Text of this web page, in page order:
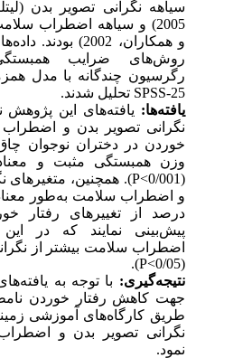
سیاهه نگرانی تصویر بدن
2005) و سیاهه اضطراب
و همکاران، 2002)
روش‌های ضرایب
رگرسیون چندگانه با مدل
SPSS-25تحلیل شدند.
یافته‌ها:یافته‌های این پژوهش
نگرانی تصویر بدن و اضطراب
خوردن در دختران نوجوان چاق
وزن همبستگی مثبت و
P<). همچنین، متغیرهای
درصد از تغییرهای رفتار
پیش‌بینی نمایند که در
اضطراب سلامت بیشتر از
P<
).
نتیجه‌گیری:با توجه به
جهت کاهش رفتار خوردن
طریق کارگاه‌های آموزشی
نگرانی تصویر بدن و
نمود.